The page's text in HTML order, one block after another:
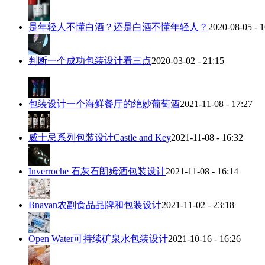
是年轻人不懂白酒？还是白酒不懂年轻人？ 2020-08-05 -
判断一个成功包装设计看三点2020-03-02 - 21:15
包装设计一个海鲜餐厅的绝妙葡萄酒2021-11-08 - 17:27
威士忌系列包装设计Castle and Key2021-11-08 - 16:32
Inverroche 石灰石朗姆酒包装设计2021-11-08 - 16:14
Bnavan农副食品品牌和包装设计2021-11-02 - 23:18
Open Water可持续矿泉水包装设计2021-10-16 - 16:26